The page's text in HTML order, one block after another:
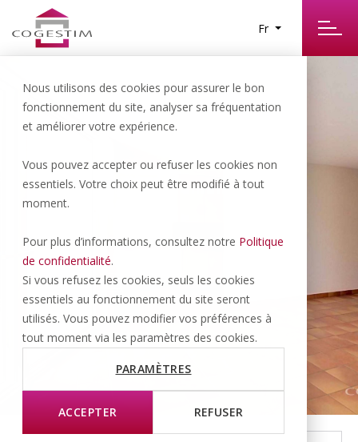
Nous utilisons des cookies pour assurer le bon
fonctionnement du site, analyser sa fréquentation
et améliorer votre expérience.
Vous pouvez accepter ou refuser les cookies non
essentiels. Votre choix peut être modifié à tout
moment.
Pour plus d’informations, consultez notre Politique
de confidentialité.
Si vous refusez les cookies, seuls les cookies
essentiels au fonctionnement du site seront
utilisés. Vous pouvez modifier vos préférences à
tout moment via les paramètres des cookies.
PARAMÈTRES
ACCEPTER REFUSER
Fr
Gland | Prix sur demande
Bel appartement avec jardin
76 M2 3.5 P 2